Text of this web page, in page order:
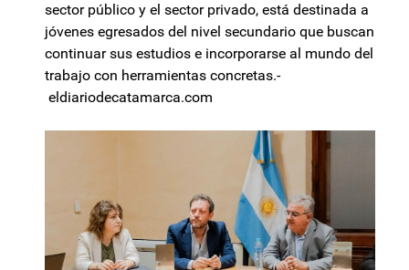
sector público y el sector privado, está destinada a
jóvenes egresados del nivel secundario que buscan
continuar sus estudios e incorporarse al mundo del
trabajo con herramientas concretas.-
eldiariodecatamarca.com